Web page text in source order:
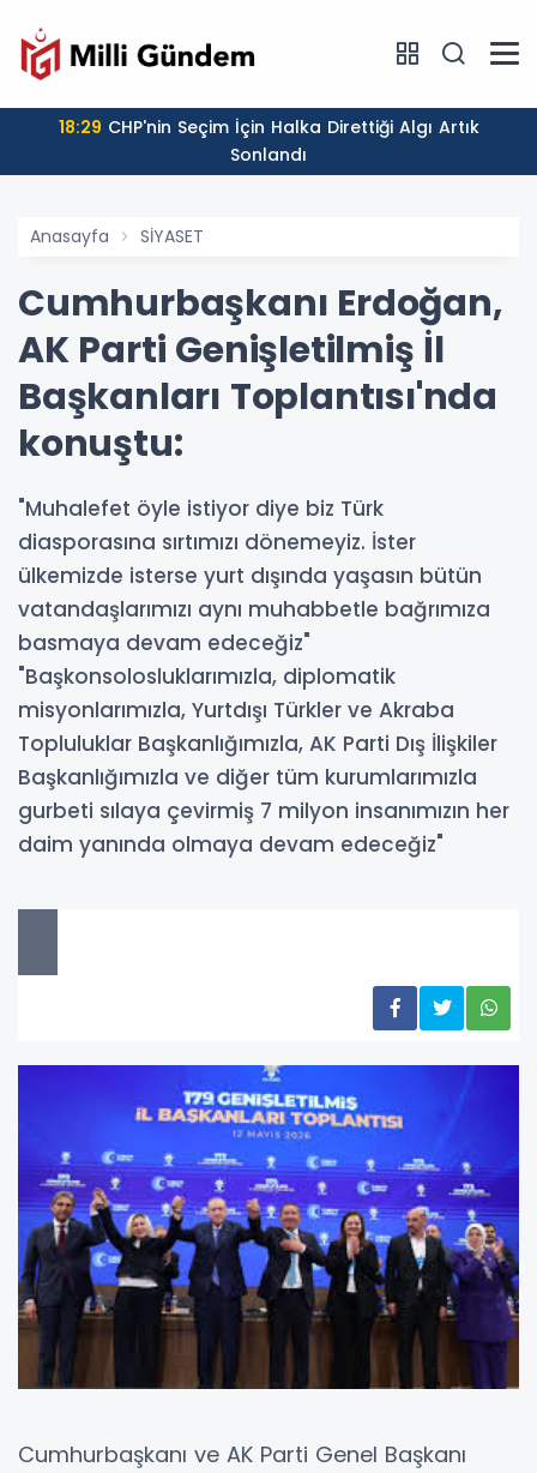
18:29
Sonlandı
Anasayfa SİYASET
Cumhurbaşkanı Erdoğan,
AK Parti Genişletilmiş İl
Başkanları Toplantısı'nda
konuştu:
"Muhalefet öyle istiyor diye biz Türk
diasporasına sırtımızı dönemeyiz. İster
ülkemizde isterse yurt dışında yaşasın bütün
vatandaşlarımızı aynı muhabbetle bağrımıza
basmaya devam edeceğiz"
"Başkonsolosluklarımızla, diplomatik
misyonlarımızla, Yurtdışı Türkler ve Akraba
Topluluklar Başkanlığımızla, AK Parti Dış İlişkiler
Başkanlığımızla ve diğer tüm kurumlarımızla
gurbeti sılaya çevirmiş 7 milyon insanımızın her
daim yanında olmaya devam edeceğiz"
Cumhurbaşkanı ve AK Parti Genel Başkanı